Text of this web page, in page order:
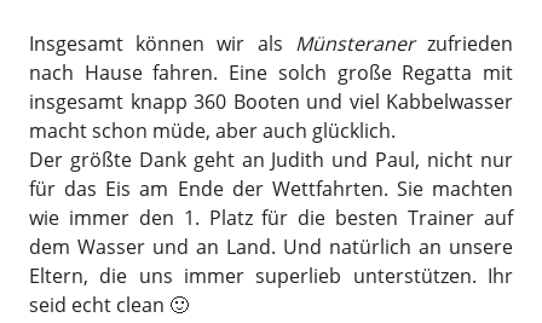
Insgesamt können wir als Münsteranerzufrieden
nach Hause fahren. Eine solch große Regatta mit
insgesamt knapp 360 Booten und viel Kabbelwasser
macht schon müde, aber auch glücklich.
Der größte Dank geht an Judith und Paul, nicht nur
für das Eis am Ende der Wettfahrten. Sie machten
wie immer den 1. Platz für die besten Trainer auf
dem Wasser und an Land. Und natürlich an unsere
Eltern, die uns immer superlieb unterstützen. Ihr
seid echt clean 🙂